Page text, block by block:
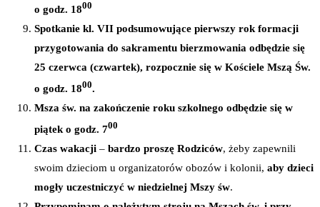
o godz. 1800
Spotkanie kl. VII podsumowujące pierwszy rok formacji
przygotowania do sakramentu bierzmowania odbędzie się
25 czerwca (czwartek), rozpocznie się w Kościele Mszą Św.
o godz. 1800.
Msza św. na zakończenie roku szkolnego odbędzie się w
piątek o godz. 700
Czas wakacji – bardzo proszę Rodziców, żeby zapewnili
swoim dzieciom u organizatorów obozów i kolonii, aby dzieci
mogły uczestniczyć w niedzielnej Mszy św.